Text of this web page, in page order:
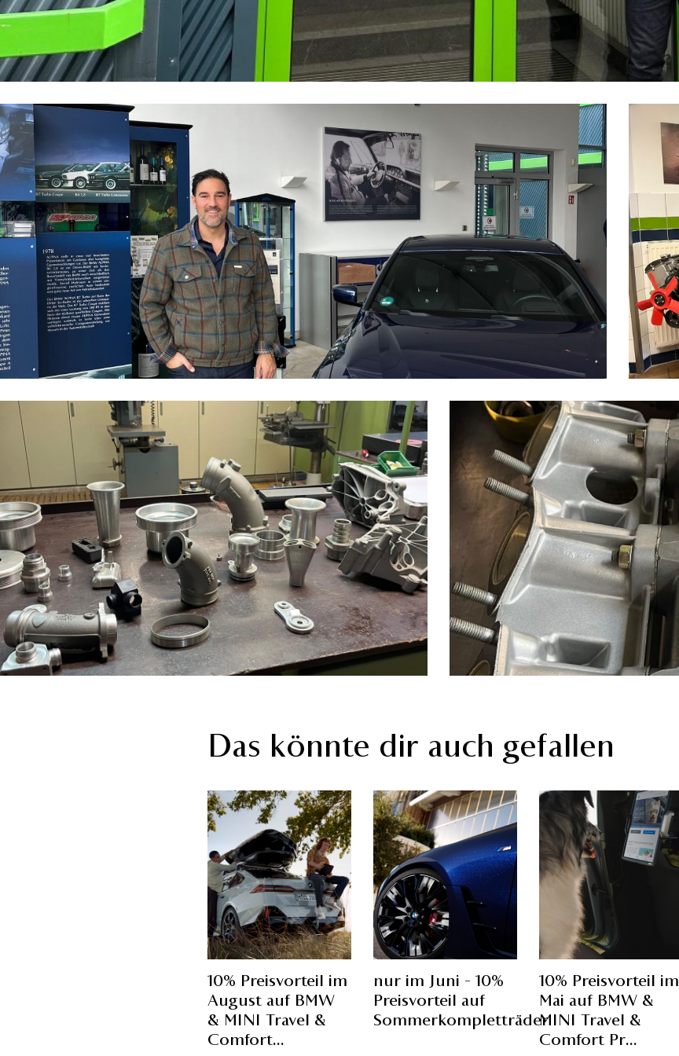
Das könnte dir auch gefallen
10% Preisvorteil im
August auf BMW
& MINI Travel &
Comfort...
nur im Juni - 10%
Preisvorteil auf
Sommerkompletträder
10% Preisvorteil im
Mai auf BMW &
MINI Travel &
Comfort Pr...